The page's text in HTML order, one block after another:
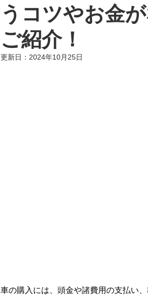
うコツやお金
ご紹介！
更新日： 2024年10月25日
車の購入には、頭金や諸費用の支払い